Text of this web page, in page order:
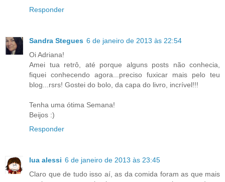
Responder
Sandra Stegues 6 de janeiro de 2013 às 22:54
Oi Adriana!
Amei tua retrô, até porque alguns posts não conhecia,
fiquei conhecendo agora...preciso fuxicar mais pelo teu
blog...rsrs! Gostei do bolo, da capa do livro, incrível!!!
Tenha uma ótima Semana!
Beijos :)
Responder
lua alessi 6 de janeiro de 2013 às 23:45
Claro que de tudo isso aí, as da comida foram as que mais